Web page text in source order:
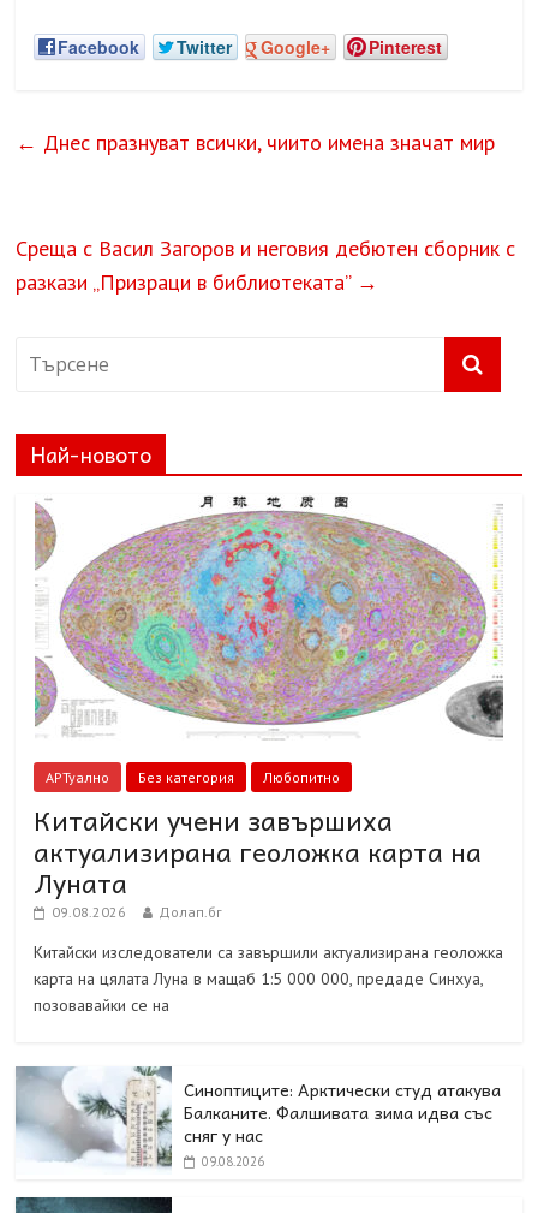
Facebook Twitter Google+ Pinterest
← Днес празнуват всички, чиито имена значат мир
Среща с Васил Загоров и неговия дебютен сборник с
разкази „Призраци в библиотеката” →
Най-новото
АРТуално Без категория Любопитно
Китайски учени завършиха
актуализирана геоложка карта на
Луната
09.08.2026 Долап.бг
Китайски изследователи са завършили актуализирана геоложка
карта на цялата Луна в мащаб 1:5 000 000, предаде Синхуа,
позовавайки се на
Синоптиците: Арктически студ атакува
Балканите. Фалшивата зима идва със
сняг у нас
09.08.2026